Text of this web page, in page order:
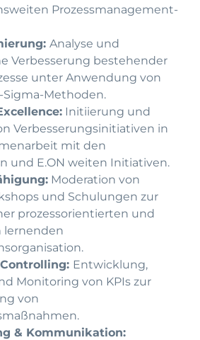
Prozessmanagement-
Analyse und
Verbesserung bestehender
unter Anwendung von
Sigma-Methoden.
Initiierung und
Verbesserungsinitiativen in
mit den
und E.ON weiten Initiativen.
Moderation von
und Schulungen zur
prozessorientierten und
lernenden
Entwicklung,
Monitoring von KPIs zur
von
& Kommunikation: